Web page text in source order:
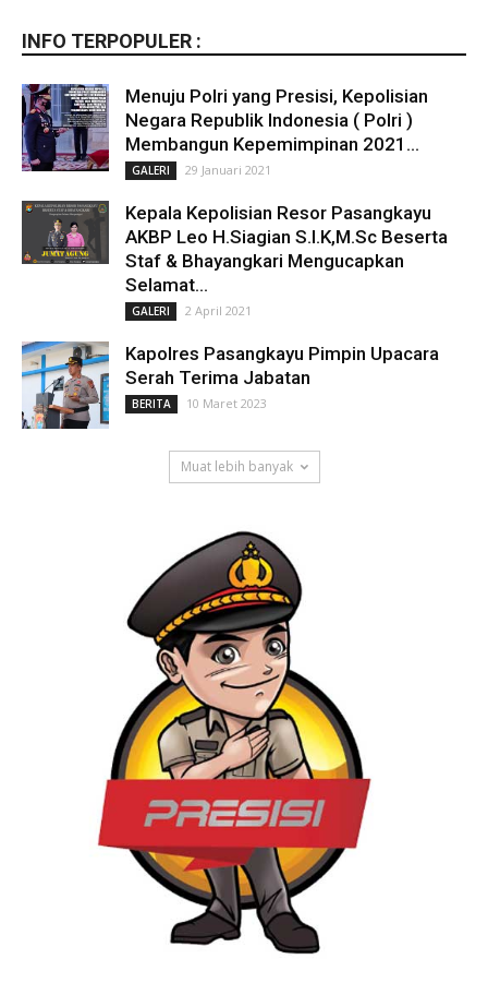
INFO TERPOPULER :
Menuju Polri yang Presisi, Kepolisian
Negara Republik Indonesia ( Polri )
Membangun Kepemimpinan 2021...
GALERI 29 Januari 2021
Kepala Kepolisian Resor Pasangkayu
AKBP Leo H.Siagian S.I.K,M.Sc Beserta
Staf & Bhayangkari Mengucapkan
Selamat...
GALERI 2 April 2021
Kapolres Pasangkayu Pimpin Upacara
Serah Terima Jabatan
BERITA 10 Maret 2023
Muat lebih banyak